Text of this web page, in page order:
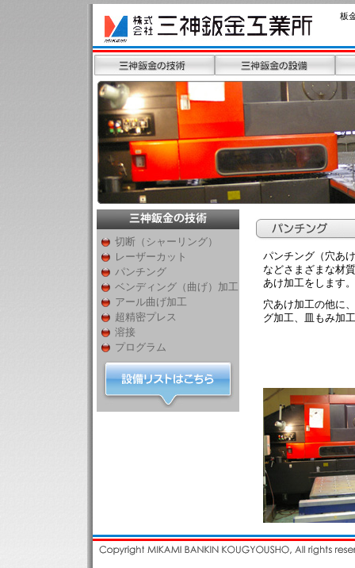
板
切断（シャーリング）
レーザーカット
パンチング
ベンディング（曲げ）加工
アール曲げ加工
超精密プレス
溶接
プログラム
パンチング（穴あ
などさまざまな材
あけ加工をします。
穴あけ加工の他に
グ加工、皿もみ加